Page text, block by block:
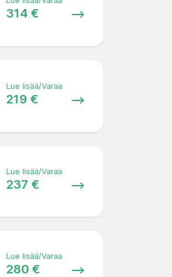
314 €
Lue lisää/Varaa
219 €
Lue lisää/Varaa
237 €
Lue lisää/Varaa
280 €